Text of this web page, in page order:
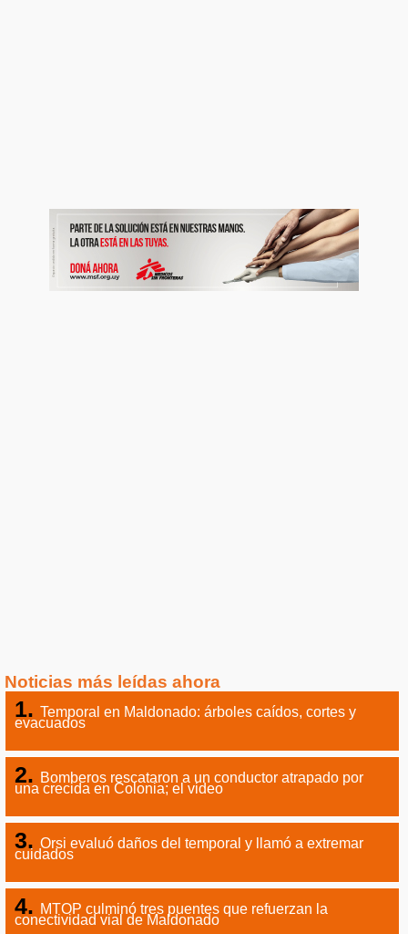
Noticias más leídas ahora
Temporal en Maldonado: árboles caídos, cortes y
evacuados
Bomberos rescataron a un conductor atrapado por
una crecida en Colonia; el video
Orsi evaluó daños del temporal y llamó a extremar
cuidados
MTOP culminó tres puentes que refuerzan la
conectividad vial de Maldonado